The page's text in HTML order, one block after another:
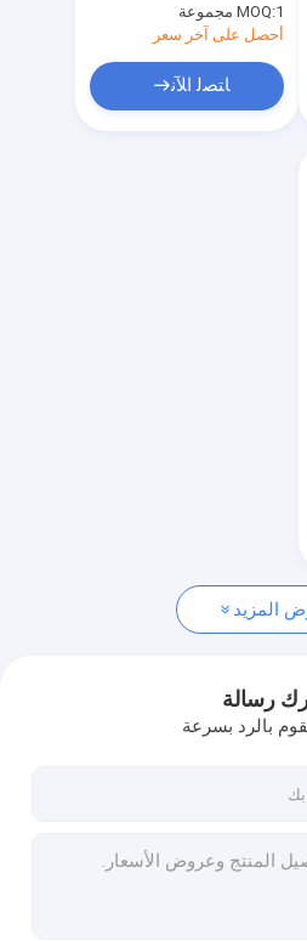
اللب
التعبئة
MOQ:1 مجموعة
أحصل على آخر سعر
ﺎﺘﺼﻟ ﺍﻶﻧ
المزيد
رسالة
بالرد بسرعة